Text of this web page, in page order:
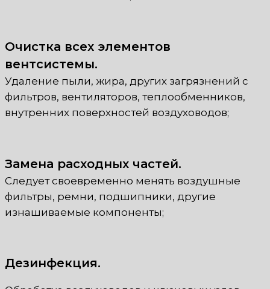
Очистка всех элементов
вентсистемы.
Удаление пыли, жира, других загрязнений с
фильтров, вентиляторов, теплообменников,
внутренних поверхностей воздуховодов;
Замена расходных частей.
Следует своевременно менять воздушные
фильтры, ремни, подшипники, другие
изнашиваемые компоненты;
Дезинфекция.